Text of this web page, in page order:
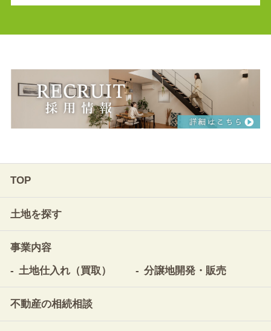
TOP
土地を探す
事業内容
土地仕入れ（買取）
分譲地開発・販売
不動産の相続相談